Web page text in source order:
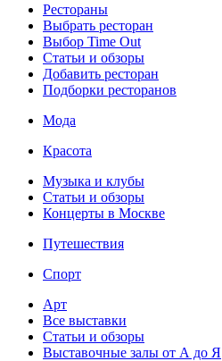
Рестораны
Выбрать ресторан
Выбор Time Out
Статьи и обзоры
Добавить ресторан
Подборки ресторанов
Мода
Красота
Музыка и клубы
Статьи и обзоры
Концерты в Москве
Путешествия
Спорт
Арт
Все выставки
Статьи и обзоры
Выставочные залы от А до Я